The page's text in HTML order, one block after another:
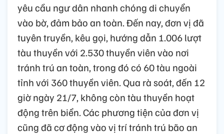
yêu cầu ngư dân nhanh chóng di chuyển
vào bờ, đảm bảo an toàn. Đến nay, đơn vị đã
tuyên truyền, kêu gọi, hướng dẫn 1.006 lượt
tàu thuyền với 2.530 thuyền viên vào nơi
tránh trú an toàn, trong đó có 60 tàu ngoài
tỉnh với 360 thuyền viên. Qua rà soát, đến 12
giờ ngày 21/7, không còn tàu thuyền hoạt
động trên biển. Các phương tiện của đơn vị
cũng đã cơ động vào vị trí tránh trú bão an